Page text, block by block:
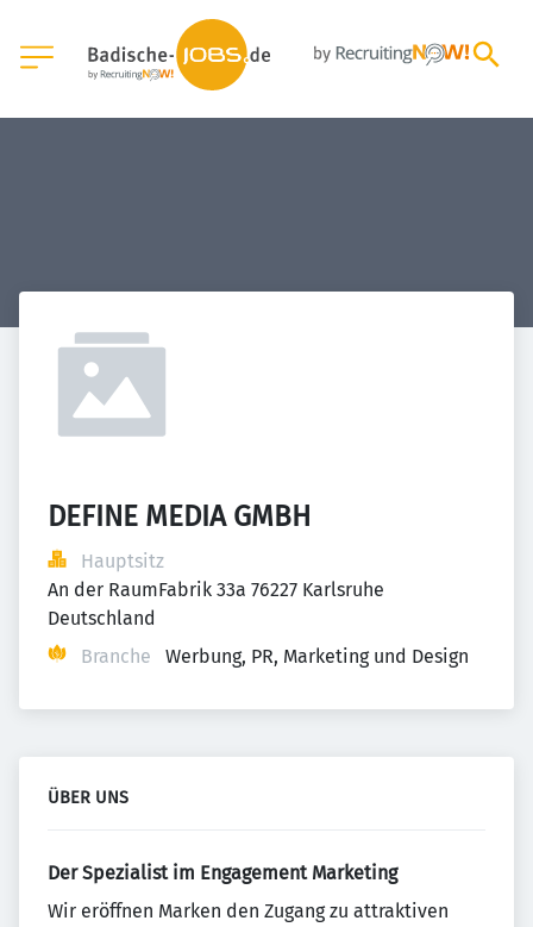
DEFINE MEDIA GMBH
Hauptsitz
An der RaumFabrik 33a 76227 Karlsruhe
Deutschland
Branche
Werbung, PR, Marketing und Design
ÜBER UNS
Der Spezialist im Engagement Marketing
Wir eröffnen Marken den Zugang zu attraktiven